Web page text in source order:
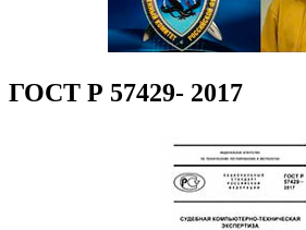
ГОСТ Р 57429- 2017